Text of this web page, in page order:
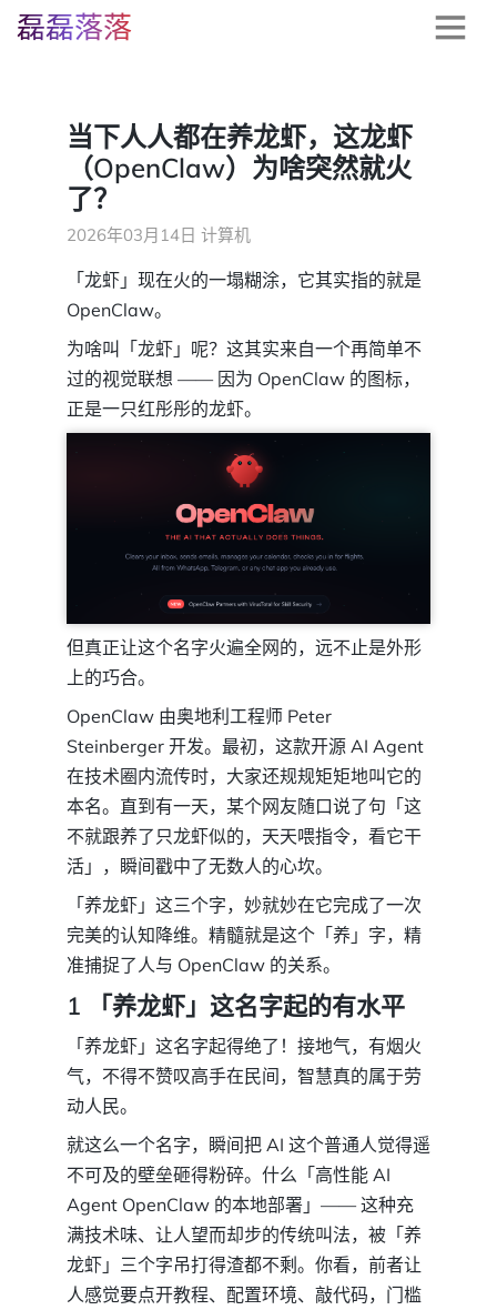
磊磊落落
当下人人都在养龙虾，这龙虾
（OpenClaw）为啥突然就火
了？
2026年03月14日 计算机
「龙虾」现在火的一塌糊涂，它其实指的就是
OpenClaw。
为啥叫「龙虾」呢？这其实来自一个再简单不
过的视觉联想 —— 因为 OpenClaw 的图标，
正是一只红彤彤的龙虾。
但真正让这个名字火遍全网的，远不止是外形
上的巧合。
OpenClaw 由奥地利工程师 Peter
Steinberger 开发。最初，这款开源 AI Agent
在技术圈内流传时，大家还规规矩矩地叫它的
本名。直到有一天，某个网友随口说了句「这
不就跟养了只龙虾似的，天天喂指令，看它干
活」，瞬间戳中了无数人的心坎。
「养龙虾」这三个字，妙就妙在它完成了一次
完美的认知降维。精髓就是这个「养」字，精
准捕捉了人与 OpenClaw 的关系。
1 「养龙虾」这名字起的有水平
「养龙虾」这名字起得绝了！接地气，有烟火
气，不得不赞叹高手在民间，智慧真的属于劳
动人民。
就这么一个名字，瞬间把 AI 这个普通人觉得遥
不可及的壁垒砸得粉碎。什么「高性能 AI
Agent OpenClaw 的本地部署」—— 这种充
满技术味、让人望而却步的传统叫法，被「养
龙虾」三个字吊打得渣都不剩。你看，前者让
人感觉要点开教程、配置环境、敲代码，门槛